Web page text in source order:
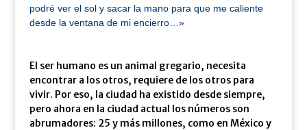
podré ver el sol y sacar la mano para que me caliente
desde la ventana de mi encierro…»
El ser humano es un animal gregario, necesita
encontrar a los otros, requiere de los otros para
vivir. Por eso, la ciudad ha existido desde siempre,
pero ahora en la ciudad actual los números son
abrumadores: 25 y más millones, como en México y